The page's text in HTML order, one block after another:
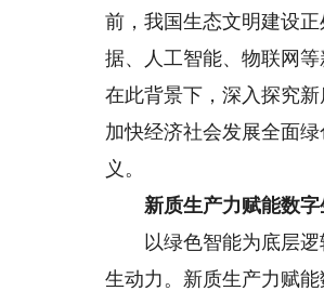
前，我国生态文明建设
据、人工智能、物联网
在此背景下，深入探究
加快经济社会发展全面
义。
新质生产力赋能数字
以绿色智能为底层逻
生动力。新质生产力赋